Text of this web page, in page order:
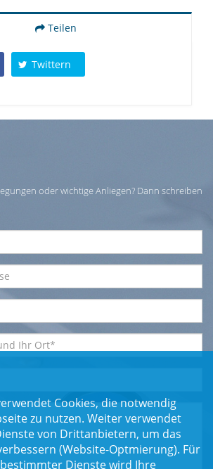
Teilen
Twittern
oder wichtige Anliegen? Dann schreiben
Cookies, die notwendig
zu nutzen. Weiter verwendet
von Drittanbietern, um das
(Website-Optmierung). Für
Dienste wird Ihre